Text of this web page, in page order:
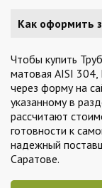
Как оформить
Чтобы купить
матовая AISI 304,
через форму на
указанному в
рассчитают
готовности к
надежный
Саратове.